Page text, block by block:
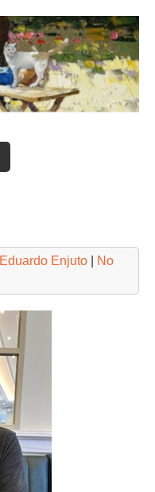
Eduardo Enjuto
No